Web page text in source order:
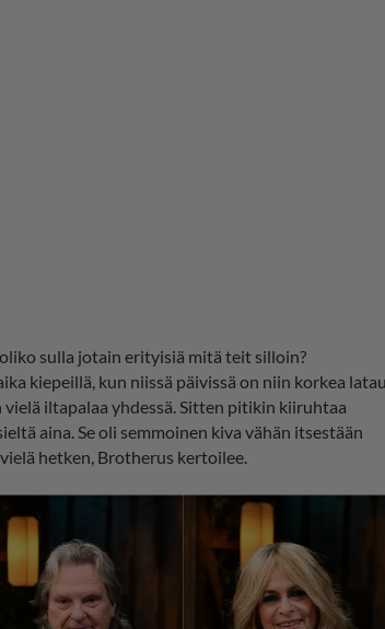
sulla jotain erityisiä mitä teit silloin?
kiepeillä, kun niissä päivissä on niin korkea
iltapalaa yhdessä. Sitten pitikin kiiruhtaa
aina. Se oli semmoinen kiva vähän itsestään
hetken, Brotherus kertoilee.